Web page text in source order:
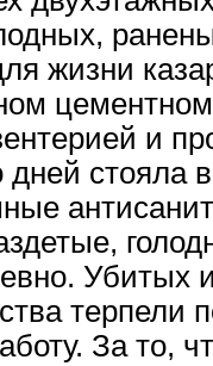
жизни
и
дней
Убитых
За то,